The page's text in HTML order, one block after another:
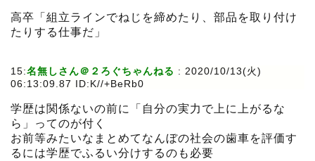
高卒「組立ラインでねじを締めたり、部品を取り付け
たりする仕事だ」
15:名無しさん＠２ろぐちゃんねる : 2020/10/13(火)
06:13:09.87 ID:K//+BeRb0
学歴は関係ないの前に「自分の実力で上に上がるな
ら」ってのが付く
お前等みたいなまとめてなんぼの社会の歯車を評価す
るには学歴でふるい分けするのも必要